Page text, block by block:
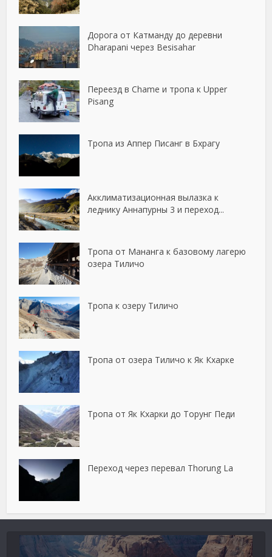
Дорога от Катманду до деревни
Dharapani через Besisahar
Переезд в Chame и тропа к Upper
Pisang
Тропа из Аппер Писанг в Бхрагу
Акклиматизационная вылазка к
леднику Аннапурны 3 и переход...
Тропа от Мананга к базовому лагерю
озера Тиличо
Тропа к озеру Тиличо
Тропа от озера Тиличо к Як Кхарке
Тропа от Як Кхарки до Торунг Педи
Переход через перевал Thorung La